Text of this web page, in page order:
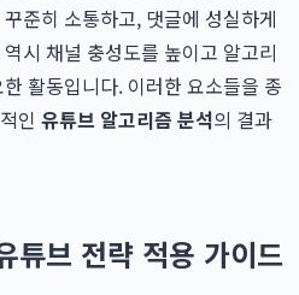
준히 소통하고, 댓글에 성실하게
시 채널 충성도를 높이고 알고리
활동입니다. 이러한 요소들을 종
인 유튜브 알고리즘 분석의 결과
튜브 전략 적용 가이드